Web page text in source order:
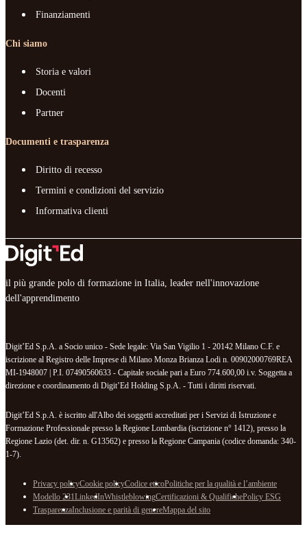
Finanziamenti
Chi siamo
Storia e valori
Docenti
Partner
Documenti e trasparenza
Diritto di recesso
Termini e condizioni del servizio
Informativa clienti
il più grande polo di formazione in Italia, leader nell'innovazione
dell'apprendimento
Digit’Ed S.p.A. a Socio unico - Sede legale: Via San Vigilio 1 - 20142 Milano C.F. e
iscrizione al Registro delle Imprese di Milano Monza Brianza Lodi n. 00902000769REA
MI-1948007 | P.I. 07490560633 - Capitale sociale pari a Euro 774.600,00 i.v. Soggetta a
direzione e coordinamento di Digit’Ed Holding S.p.A. - Tutti i diritti riservati.
Digit’Ed S.p.A. è iscritto all'Albo dei soggetti accreditati per i Servizi di Istruzione e
Formazione Professionale presso la Regione Lombardia (iscrizione n° 1412), presso la
Regione Lazio (det. dir. n. G13562) e presso la Regione Campania (codice domanda: 340-
1-7).
Privacy policyCookie policyCodice eticoPolitiche per la qualità e l’ambiente
Modello 231LinkedInWhistleblowingCertificazioni & QualifichePolicy ESG
TrasparenzaInclusione e parità di genereMappa del sito